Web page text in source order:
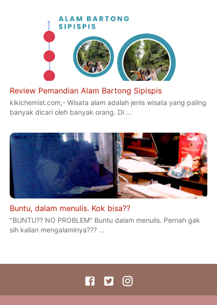
Review Pemandian Alam Bartong Sipispis
kikichemist.com,- Wisata alam adalah jenis wisata yang paling
banyak dicari oleh banyak orang. Di …
Buntu, dalam menulis. Kok bisa??
"BUNTU?? NO PROBLEM" Buntu dalam menulis. Pernah gak
sih kalian mengalaminya??? …